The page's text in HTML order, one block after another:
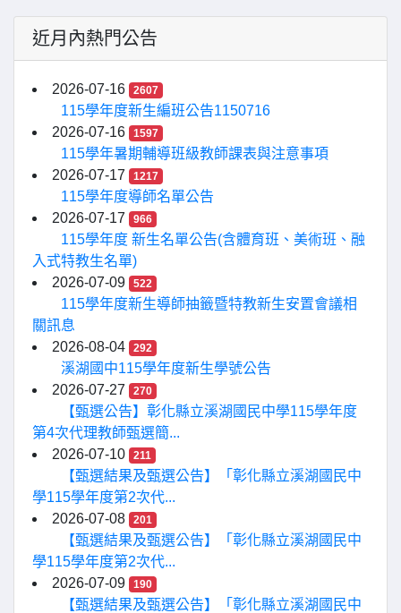
近月內熱門公告
2026-07-16 2607
115學年度新生編班公告1150716
2026-07-16
1597
115學年暑期輔導班級教師課表與注意事項
2026-07-17
1217
115學年度導師名單公告
2026-07-17
966
115學年度 新生名單公告(含體育班、美術班、融
入式特教生名單)
2026-07-09
522
115學年度新生導師抽籤暨特教新生安置會議相
關訊息
2026-08-04
292
溪湖國中115學年度新生學號公告
2026-07-27
270
【甄選公告】彰化縣立溪湖國民中學115學年度
第4次代理教師甄選簡...
2026-07-10
211
【甄選結果及甄選公告】「彰化縣立溪湖國民中
學115學年度第2次代...
2026-07-08
201
【甄選結果及甄選公告】「彰化縣立溪湖國民中
學115學年度第2次代...
2026-07-09
190
【甄選結果及甄選公告】「彰化縣立溪湖國民中